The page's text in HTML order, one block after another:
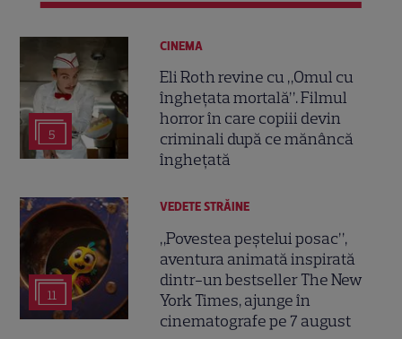
5
CINEMA
Eli Roth revine cu „Omul cu
înghețata mortală”. Filmul
horror în care copiii devin
criminali după ce mănâncă
înghețată
11
VEDETE STRĂINE
„Povestea peștelui posac”,
aventura animată inspirată
dintr-un bestseller The New
York Times, ajunge în
cinematografe pe 7 august